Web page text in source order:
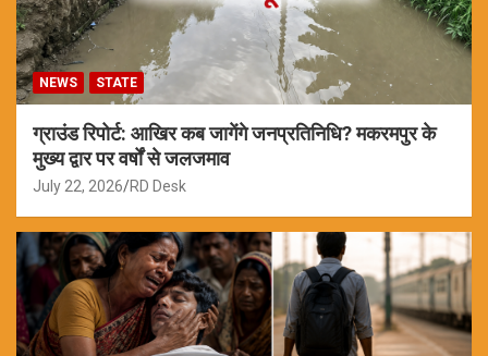
NEWS STATE
ग्राउंड रिपोर्ट: आखिर कब जागेंगे जनप्रतिनिधि? मकरमपुर के
मुख्य द्वार पर वर्षों से जलजमाव
July 22, 2026 RD Desk